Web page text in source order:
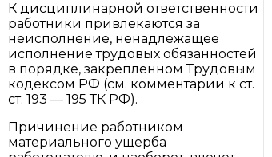
К дисциплинарной ответственности
работники привлекаются за
неисполнение, ненадлежащее
исполнение трудовых обязанностей
в порядке, закрепленном Трудовым
кодексом РФ (см. комментарии к ст.
ст. 193 — 195 ТК РФ).
Причинение работником
материального ущерба